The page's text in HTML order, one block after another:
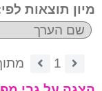
מיון תוצאות
1 מתוך